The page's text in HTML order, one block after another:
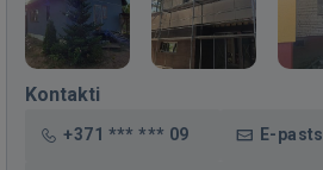
Kontakti
+371 *** *** 09 E-pasts